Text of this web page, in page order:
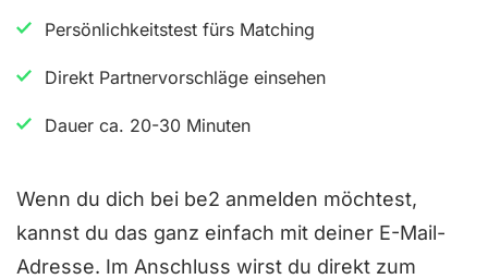
e
e
m
i
t
Persönlichkeitstest fürs Matching
Direkt Partnervorschläge einsehen
Dauer ca. 20-30 Minuten
Wenn du dich bei be2 anmelden möchtest,
kannst du das ganz einfach mit deiner E-Mail-
Adresse. Im Anschluss wirst du direkt zum